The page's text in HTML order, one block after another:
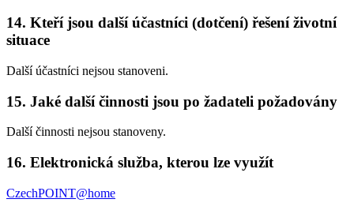
14. Kteří jsou další účastníci (dotčení) řešení životní
situace
Další účastníci nejsou stanoveni.
15. Jaké další činnosti jsou po žadateli požadovány
Další činnosti nejsou stanoveny.
16. Elektronická služba, kterou lze využít
CzechPOINT@home